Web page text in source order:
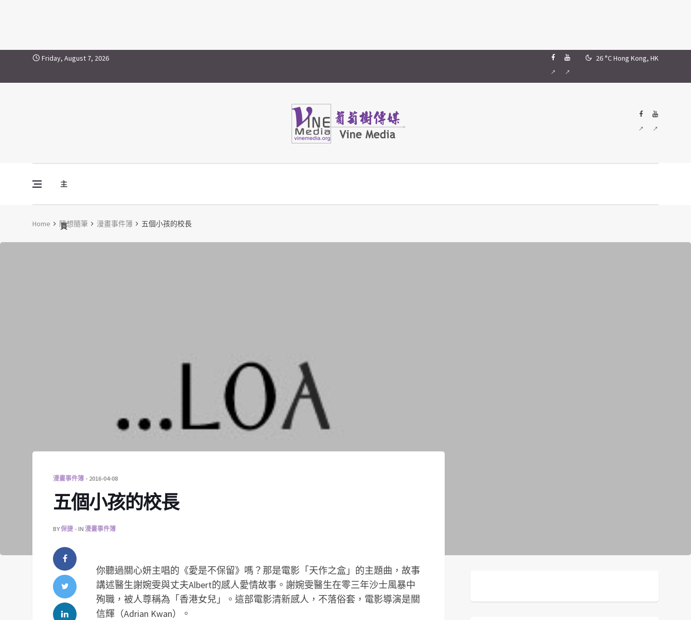
Skip to contentFriday, August 7, 2026 26 °CHong Kong, HK
主
頁
Vine Media
葡萄樹傳媒
Home 隨想隨筆 漫畫事件簿 五個小孩的校長
漫畫事件簿 2016-04-08
五個小孩的校長
BY保捷 IN 漫畫事件簿
你聽過關心妍主唱的《愛是不保留》嗎？那是電影「天作之盒」的主題曲，故事
講述醫生謝婉雯與丈夫Albert的感人愛情故事。謝婉雯醫生在零三年沙士風暴中
殉職，被人尊稱為「香港女兒」。這部電影清新感人，不落俗套，電影導演是關
信輝（Adrian Kwan）。